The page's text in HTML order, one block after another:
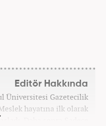
Editör Hakkında
Üniversitesi Gazetecilik
hayatına ilk olarak
Daha sonra Sadece